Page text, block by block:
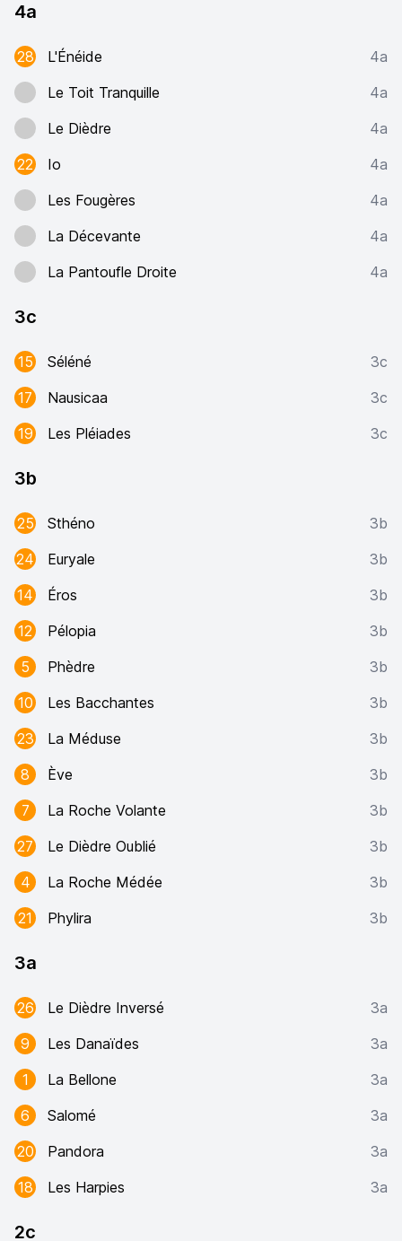
4a
28 L'Énéide
4a
Le Toit Tranquille
4a
Le Dièdre
4a
22
Io
4a
Les Fougères
4a
La Décevante
4a
La Pantoufle Droite
4a
3c
15 Séléné
3c
17
Nausicaa
3c
19
Les Pléiades 3c
3b
25 Sthéno
3b
24
Euryale
3b
14
Éros
3b
12
Pélopia
3b
5
Phèdre
3b
10
Les Bacchantes
3b
23
La Méduse
3b
8
Ève
3b
7
La Roche Volante
3b
27
Le Dièdre Oublié
3b
4
La Roche Médée
3b
21
Phylira 3b
3a
26 Le Dièdre Inversé
3a
9
Les Danaïdes
3a
1
La Bellone
3a
6
Salomé
3a
20
Pandora
3a
18
Les Harpies 3a
2c